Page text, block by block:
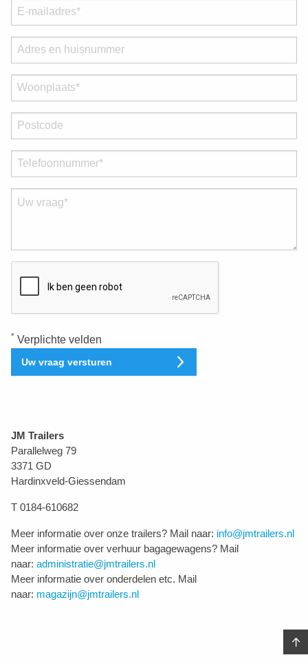
* Verplichte velden
Uw vraag versturen
JM Trailers
Parallelweg 79
3371 GD
Hardinxveld-Giessendam
T 0184-610682
Meer informatie over onze trailers? Mail naar: info@jmtrailers.nl
Meer informatie over verhuur bagagewagens? Mail
naar: administratie@jmtrailers.nl
Meer informatie over onderdelen etc. Mail
naar: magazijn@jmtrailers.nl